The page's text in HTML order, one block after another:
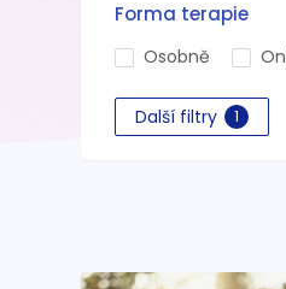
Forma terapie
Osobně
Další filtry 1